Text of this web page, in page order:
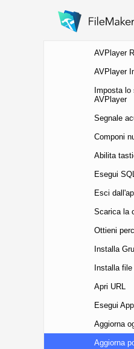
#
AVPlayer
AVPlayer
Imposta
AVPlayer
Segnale
Componi
Abilita
Esegui
Esci
Scarica la
Ottieni
Installa
Installa
Apri URL
Esegui
Aggiorna
Aggiorna